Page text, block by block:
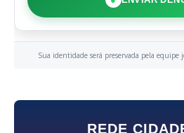
Sua identidade será preservada pela
REDE